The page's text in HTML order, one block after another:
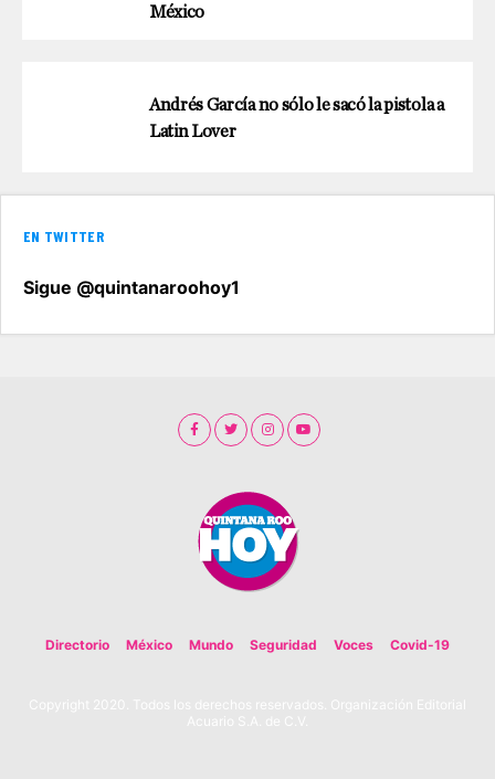
México
Andrés García no sólo le sacó la pistola a
Latin Lover
EN TWITTER
Sigue @quintanaroohoy1
Directorio México Mundo Seguridad Voces Covid-19